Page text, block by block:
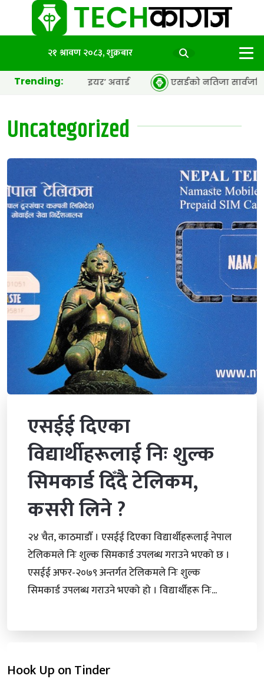
२१ श्रावण २०८३, शुक्रबार
Trending:
एजेन्सी अफ द इयर’ अवार्ड एसईको नतिजा सार्वजनिक,
Uncategorized
एसईई दिएका
विद्यार्थीहरूलाई निः शुल्क
सिमकार्ड दिँदै टेलिकम,
कसरी लिने ?
२४ चैत, काठमाडाैँ । एसईई दिएका विद्यार्थीहरूलाई नेपाल
टेलिकमले निः शुल्क सिमकार्ड उपलब्ध गराउने भएको छ ।
एसईई अफर-२०७९ अन्तर्गत टेलिकमले निः शुल्क
सिमकार्ड उपलब्ध गराउने भएको हो । विद्यार्थीहरू निः...
Hook Up on Tinder